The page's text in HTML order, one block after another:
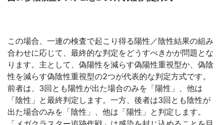
この場合、一連の検査で起こり得る陽性／陰性結果の組み
合わせに応じて、最終的な判定をどうすべきかが問題とな
ります。主として、偽陽性を減らす偽陽性重視型か、偽陰
性を減らす偽陰性重視型の2つが代表的な判定方式です。
前者は、3回とも陽性が出た場合のみを「陽性」、他は
「陰性」と最終判定します。一方、後者は3回とも陰性が
出た場合のみを「陰性」、他は「陽性」と判定します。